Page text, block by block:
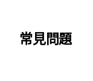
常見問題